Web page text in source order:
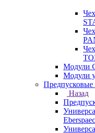
Модули
Модули
Предпусковые
Назад